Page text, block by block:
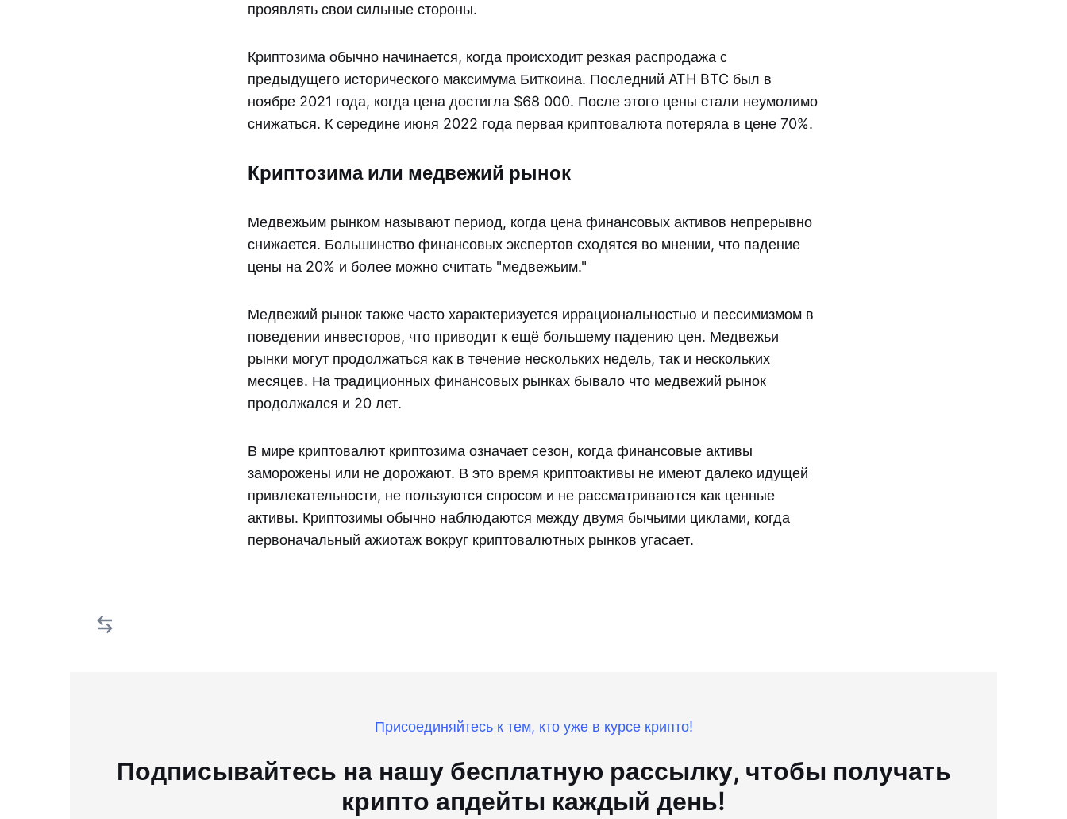
проявлять свои сильные стороны.
Криптозима обычно начинается, когда происходит резкая распродажа с
предыдущего исторического максимума Биткоина. Последний ATH BTC был в
ноябре 2021 года, когда цена достигла $68 000. После этого цены стали неумолимо
снижаться. К середине июня 2022 года первая криптовалюта потеряла в цене 70%.
Криптозима или медвежий рынок
Медвежьим рынком называют период, когда цена финансовых активов непрерывно
снижается. Большинство финансовых экспертов сходятся во мнении, что падение
цены на 20% и более можно считать "медвежьим."
Медвежий рынок также часто характеризуется иррациональностью и пессимизмом в
поведении инвесторов, что приводит к ещё большему падению цен. Медвежьи
рынки могут продолжаться как в течение нескольких недель, так и нескольких
месяцев. На традиционных финансовых рынках бывало что медвежий рынок
продолжался и 20 лет.
В мире криптовалют криптозима означает сезон, когда финансовые активы
заморожены или не дорожают. В это время криптоактивы не имеют далеко идущей
привлекательности, не пользуются спросом и не рассматриваются как ценные
активы. Криптозимы обычно наблюдаются между двумя бычьими циклами, когда
первоначальный ажиотаж вокруг криптовалютных рынков угасает.
Присоединяйтесь к тем, кто уже в курсе крипто!
Подписывайтесь на нашу бесплатную рассылку, чтобы получать
крипто апдейты каждый день!